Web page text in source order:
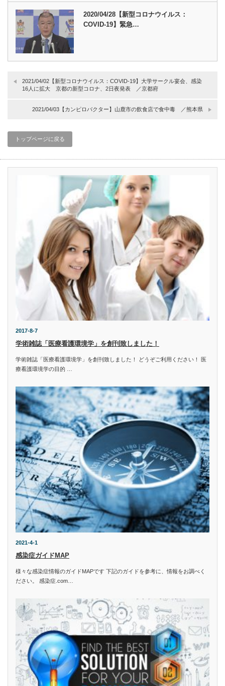
2020/04/28【新型コロナウイルス：
COVID-19】緊急…
2021/04/02【新型コロナウイルス：COVID-19】大学サークル宴会、感染
16人に拡大 京都の新型コロナ、2日夜発表 ／京都府
2021/04/03【カンピロバクター】山鹿市の飲食店で食中毒 ／熊本県
トップページに戻る
2017-8-7
学術雑誌「医療看護環境学」を創刊致しました！
学術雑誌「医療看護環境学」を創刊致しました！ どうぞご利用ください！ 医
療看護環境学の目的 …
2021-4-1
感染症ガイドMAP
様々な感染症情報のガイドMAPです 下記のガイドを参考に、情報をお調べく
ださい。 感染症.com…